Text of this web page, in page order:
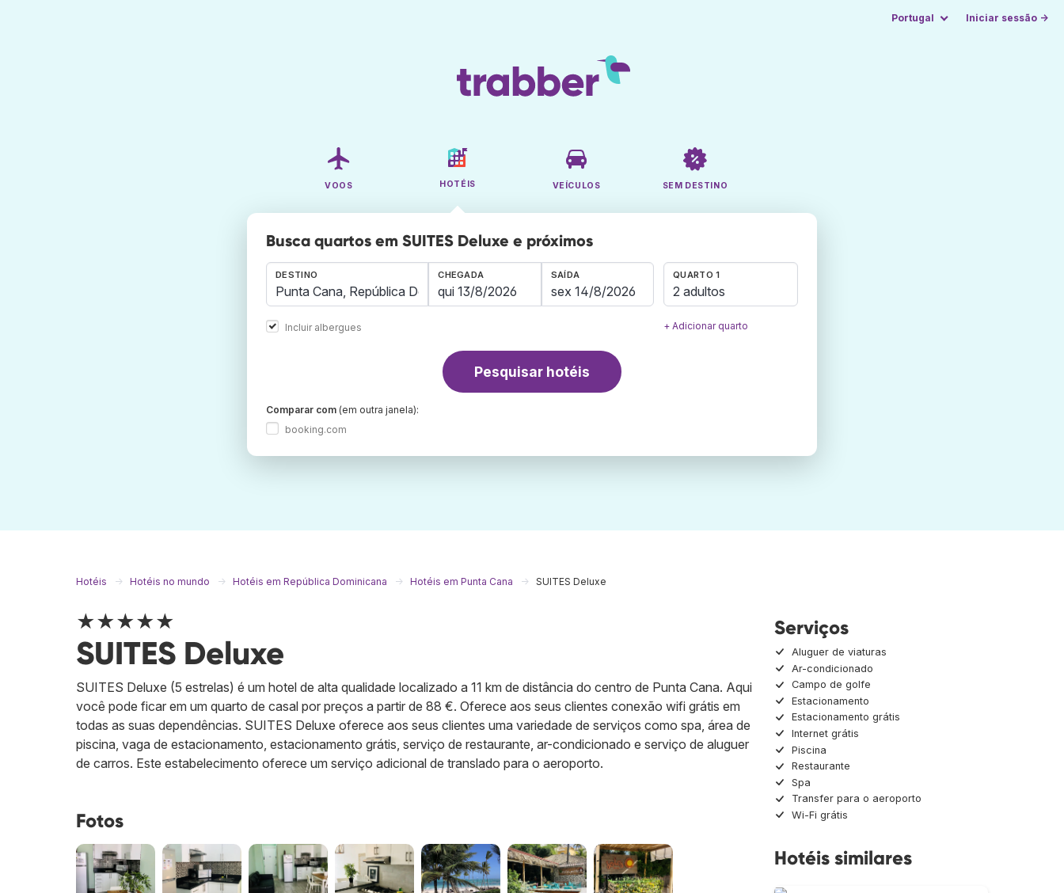
Portugal Iniciar sessão →
VOOS HOTÉIS VEÍCULOS SEM DESTINO
Busca quartos em SUITES Deluxe e próximos
DESTINO
Incluir albergues
CHEGADA SAÍDA QUARTO 1
2 adultos
+ Adicionar quarto
Pesquisar hotéis
Comparar com (em outra janela):
booking.com
Hotéis Hotéis no mundo Hotéis em República Dominicana Hotéis em Punta Cana SUITES Deluxe
★★★★★
SUITES Deluxe
SUITES Deluxe (5 estrelas) é um hotel de alta qualidade localizado a 11 km de distância do centro de Punta Cana. Aqui
você pode ficar em um quarto de casal por preços a partir de 88 €. Oferece aos seus clientes conexão wifi grátis em
todas as suas dependências. SUITES Deluxe oferece aos seus clientes uma variedade de serviços como spa, área de
piscina, vaga de estacionamento, estacionamento grátis, serviço de restaurante, ar-condicionado e serviço de aluguer
de carros. Este estabelecimento oferece um serviço adicional de translado para o aeroporto.
Fotos
Serviços
Aluguer de viaturas
Ar-condicionado
Campo de golfe
Estacionamento
Estacionamento grátis
Internet grátis
Piscina
Restaurante
Spa
Transfer para o aeroporto
Wi-Fi grátis
Hotéis similares